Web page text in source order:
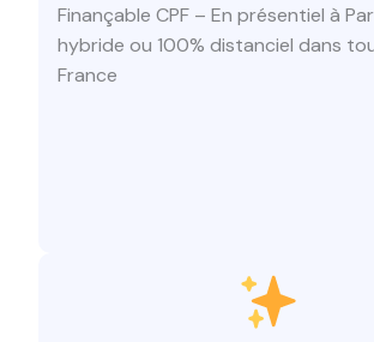
Finançable CPF – En présentiel à
hybride ou 100% distanciel dans
France